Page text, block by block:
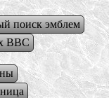
поиск эмблем
ВВС